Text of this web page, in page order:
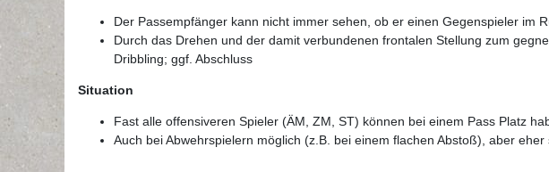
Der Passempfänger kann nicht immer sehen, ob er einen Gegenspieler im
Durch das Drehen und der damit verbundenen frontalen Stellung zum
Dribbling; ggf. Abschluss
Situation
Fast alle offensiveren Spieler (ÄM, ZM, ST) können bei einem Pass Platz
Auch bei Abwehrspielern möglich (z.B. bei einem flachen Abstoß), aber eher